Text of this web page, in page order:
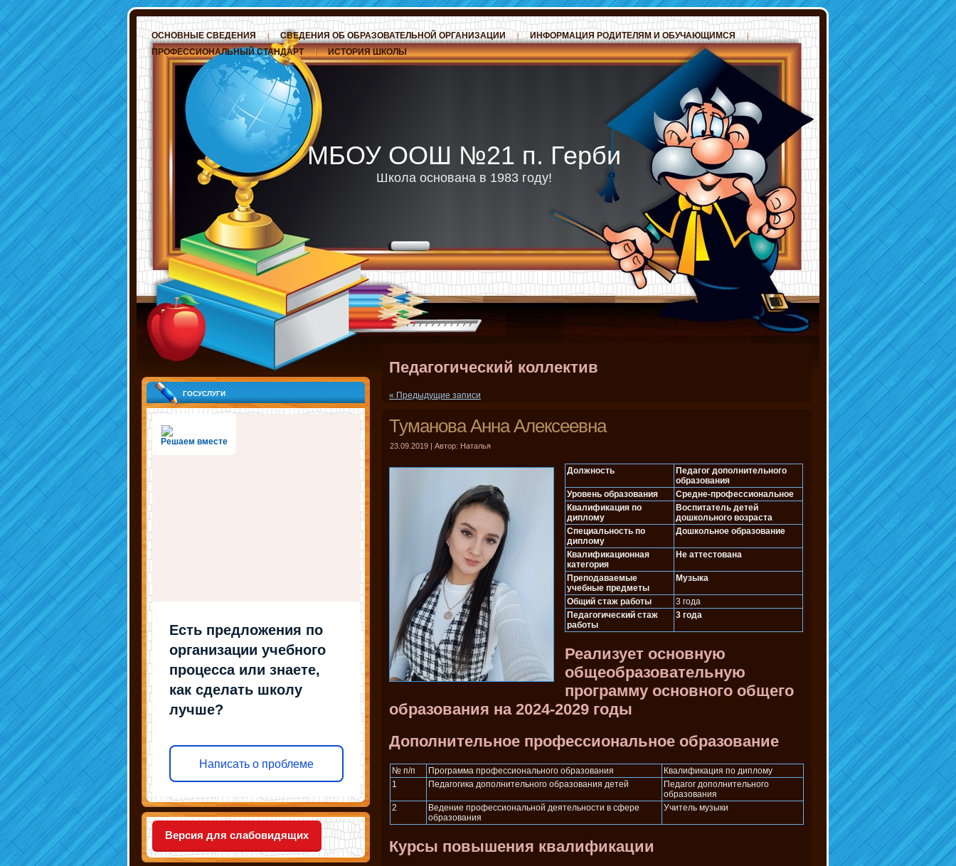
ОСНОВНЫЕ СВЕДЕНИЯ СВЕДЕНИЯ ОБ ОБРАЗОВАТЕЛЬНОЙ ОРГАНИЗАЦИИ
ИНФОРМАЦИЯ РОДИТЕЛЯМ И ОБУЧАЮЩИМСЯ
ПРОФЕССИОНАЛЬНЫЙ СТАНДАРТ
ИСТОРИЯ ШКОЛЫ
МБОУ ООШ №21 п. Герби
Школа основана в 1983 году!
госуслуги
Решаем вместе
Есть предложения по
организации учебного
процесса или знаете,
как сделать школу
лучше?
Написать о проблеме
Версия для слабовидящих
Педагогический коллектив
« Предыдущие записи
Туманова Анна Алексеевна
23.09.2019 | Автор: Наталья
Должность
Педагог дополнительного
образования
Уровень образования
Средне-профессиональное
Квалификация по
диплому
Воспитатель детей
дошкольного возраста
Специальность по
диплому
Дошкольное образование
Квалификационная
категория
Не аттестована
Преподаваемые
учебные предметы
Музыка
Общий стаж работы
3 года
Педагогический стаж
работы
3 года
Реализует основную
общеобразовательную
программу основного общего
образования на 2024-2029 годы
Дополнительное профессиональное образование
№ п/п Программа профессионального образования
Квалификация по диплому
1
Педагогика дополнительного образования детей
Педагог дополнительного
образования
2
Ведение профессиональной деятельности в сфере
образования
Учитель музыки
Курсы повышения квалификации